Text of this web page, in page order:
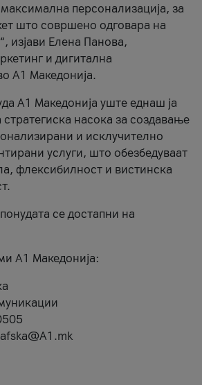
персонализација, за
што совршено одговара на
изјави Елена Панова,
и дигитална
А1 Македонија.
А1 Македонија уште еднаш ја
стратегиска насока за создавање
и исклучително
услуги, што обезбедуваат
флексибилност и вистинска
се достапни на
А1 Македонија: